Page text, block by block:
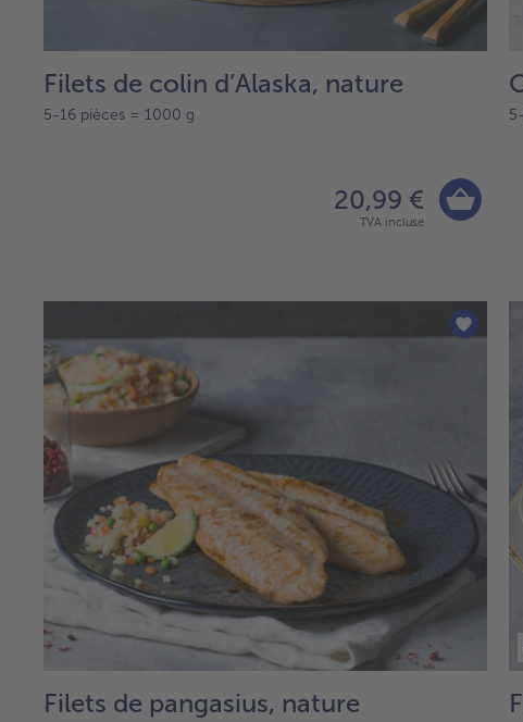
Filets de colin d’Alaska, nature
5-16 pièces = 1000 g
20,99 €
TVA incluse
Filets de pangasius, nature